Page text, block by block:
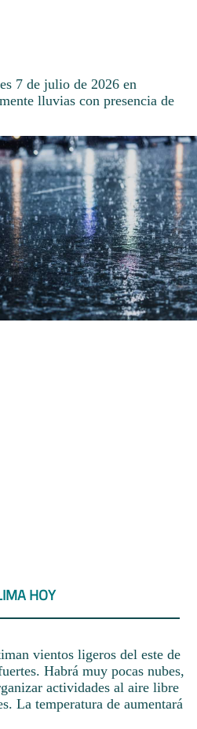
7 de julio de 2026 en
lluvias con presencia de
HOY
vientos ligeros del este de
Habrá muy pocas nubes,
actividades al aire libre
La temperatura de aumentará